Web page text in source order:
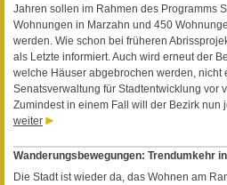
Jahren sollen im Rahmen des Programms
Wohnungen in Marzahn und 450
werden. Wie schon bei früheren
als Letzte informiert. Auch wird erneut der
welche Häuser abgebrochen werden, nicht
Senatsverwaltung für Stadtentwicklung vor
Zumindest in einem Fall will der Bezirk nun
weiter
Wanderungsbewegungen: Trendumkehr
Die Stadt ist wieder da, das Wohnen am